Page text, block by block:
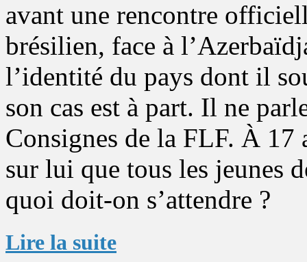
avant une rencontre
brésilien, face à
l’identité du pays dont il
son cas est à part. Il ne
Consignes de la FLF. À 17
sur lui que tous les jeunes
quoi doit-on s’attendre ?
Lire la suite